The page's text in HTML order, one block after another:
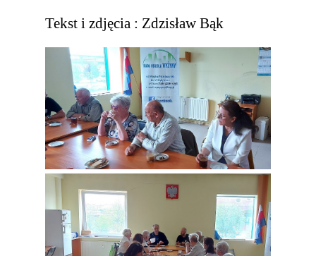
Tekst i zdjęcia : Zdzisław Bąk